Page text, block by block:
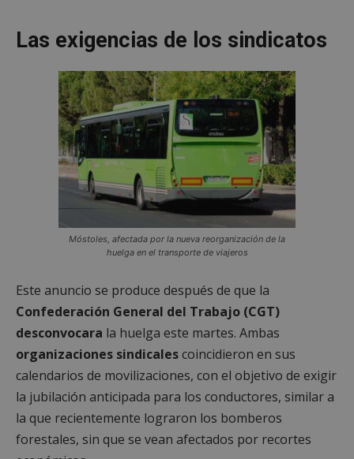
Las exigencias de los sindicatos
Móstoles, afectada por la nueva reorganización de la
huelga en el transporte de viajeros
Este anuncio se produce después de que la
Confederación General del Trabajo (CGT)
desconvocara la huelga este martes. Ambas
organizaciones sindicalescoincidieron en sus
calendarios de movilizaciones, con el objetivo de exigir
la jubilación anticipada para los conductores, similar a
la que recientemente lograron los bomberos
forestales, sin que se vean afectados por recortes